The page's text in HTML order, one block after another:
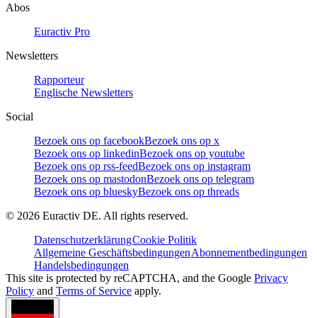
Abos
Euractiv Pro
Newsletters
Rapporteur
Englische Newsletters
Social
Bezoek ons op facebookBezoek ons op x
Bezoek ons op linkedinBezoek ons op youtube
Bezoek ons op rss-feedBezoek ons op instagram
Bezoek ons op mastodonBezoek ons op telegram
Bezoek ons op blueskyBezoek ons op threads
© 2026 Euractiv DE. All rights reserved.
DatenschutzerklärungCookie Politik
Allgemeine GeschäftsbedingungenAbonnementbedingungen
Handelsbedingungen
This site is protected by reCAPTCHA, and the Google Privacy
Policy and Terms of Service apply.